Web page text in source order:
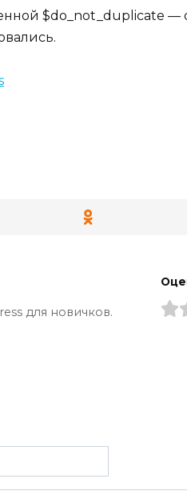
$do_not_duplicate —
для новичков.